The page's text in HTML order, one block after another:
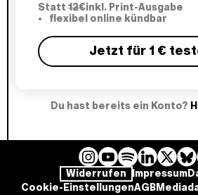
Statt12€inkl. Print-Ausgabe
flexibel online kündbar
Jetzt für 1 €
Du hast bereits ein Konto?
I
n
Y
o
S
p
L
i
B
l
Widerrufen Impressum
Cookie-EinstellungenAGB